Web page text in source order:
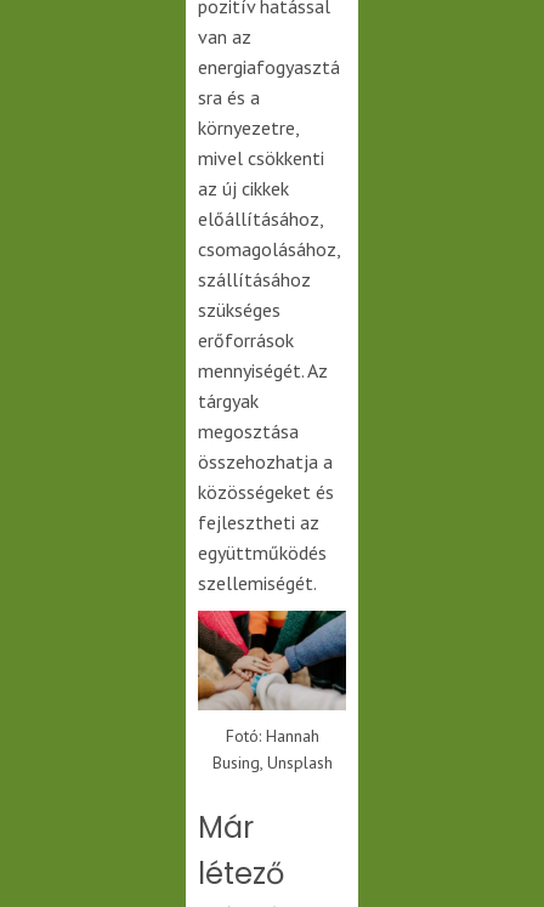
pozitív hatással
van az
energiafogyasztá
sra és a
környezetre,
mivel csökkenti
az új cikkek
előállításához,
csomagolásához,
szállításához
szükséges
erőforrások
mennyiségét. Az
tárgyak
megosztása
összehozhatja a
közösségeket és
fejlesztheti az
együttműködés
szellemiségét.
Fotó: Hannah
Busing, Unsplash
Már
létező